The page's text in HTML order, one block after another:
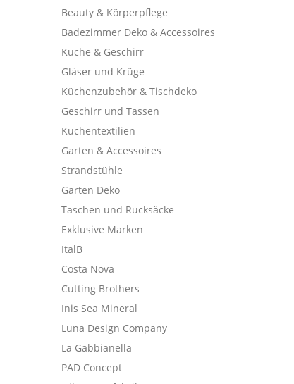
Beauty & Körperpflege
Badezimmer Deko & Accessoires
Küche & Geschirr
Gläser und Krüge
Küchenzubehör & Tischdeko
Geschirr und Tassen
Küchentextilien
Garten & Accessoires
Strandstühle
Garten Deko
Taschen und Rucksäcke
Exklusive Marken
ItalB
Costa Nova
Cutting Brothers
Inis Sea Mineral
Luna Design Company
La Gabbianella
PAD Concept